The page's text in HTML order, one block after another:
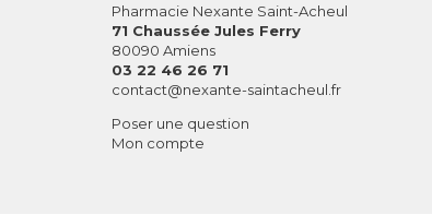
Pharmacie Nexante Saint-Acheul
71 Chaussée Jules Ferry
80090 Amiens
03 22 46 26 71
contact-
@-
nexante-saintacheul.fr
Poser une question
Mon compte